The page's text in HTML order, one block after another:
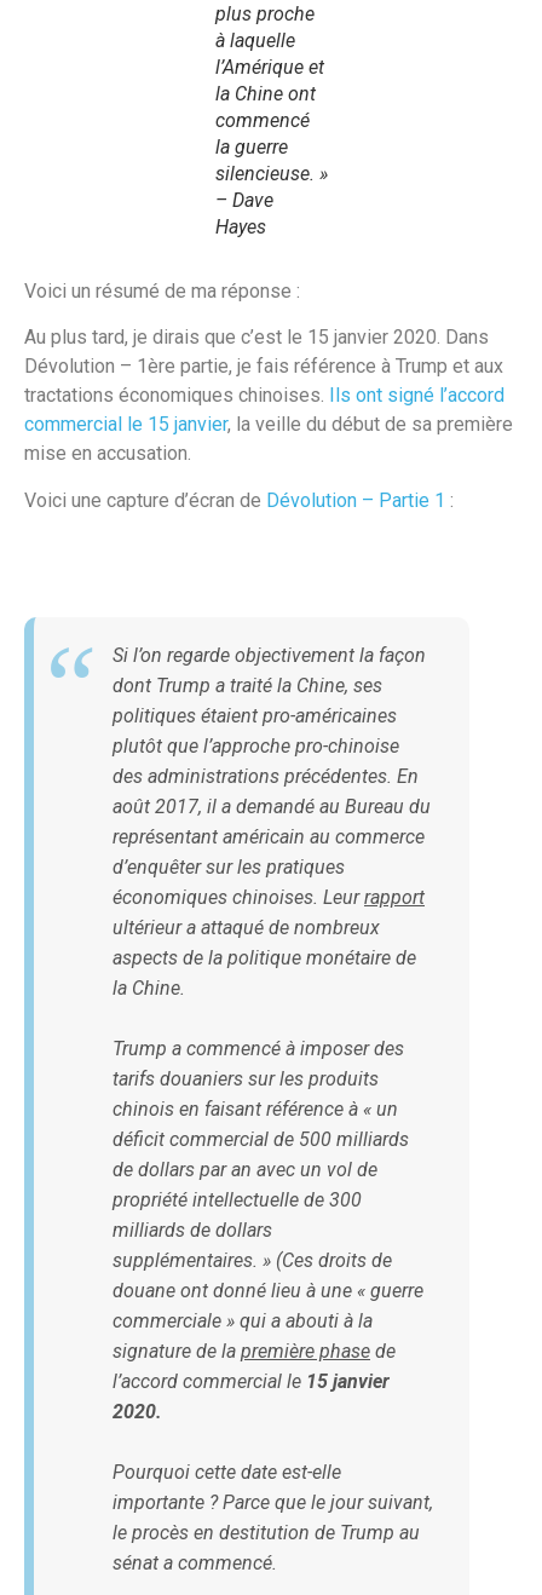
plus proche
à laquelle
l’Amérique et
la Chine ont
commencé
la guerre
silencieuse. »
– Dave
Hayes
Voici un résumé de ma réponse :
Au plus tard, je dirais que c’est le 15 janvier 2020. Dans
Dévolution – 1ère partie, je fais référence à Trump et aux
tractations économiques chinoises.
Ils ont signé l’accord
commercial le 15 janvier, la veille du début de sa première
mise en accusation.
Voici une capture d’écran de Dévolution – Partie 1 :
Si l’on regarde objectivement la façon
dont Trump a traité la Chine, ses
politiques étaient pro-américaines
plutôt que l’approche pro-chinoise
des administrations précédentes. En
août 2017, il a demandé au Bureau du
représentant américain au commerce
d’enquêter sur les pratiques
économiques chinoises. Leurrapport
ultérieur a attaqué de nombreux
aspects de la politique monétaire de
la Chine.
Trump a commencé à imposer des
tarifs douaniers sur les produits
chinois en faisant référence à « un
déficit commercial de 500 milliards
de dollars par an avec un vol de
propriété intellectuelle de 300
milliards de dollars
supplémentaires. » (Ces droits de
douane ont donné lieu à une « guerre
commerciale » qui a abouti à la
signature de la première phase de
l’accord commercial le 15 janvier
2020.
Pourquoi cette date est-elle
importante ? Parce que le jour suivant,
le procès en destitution de Trump au
sénat a commencé.